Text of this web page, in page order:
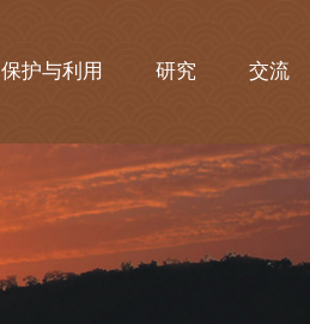
保护与利用 研究 交流